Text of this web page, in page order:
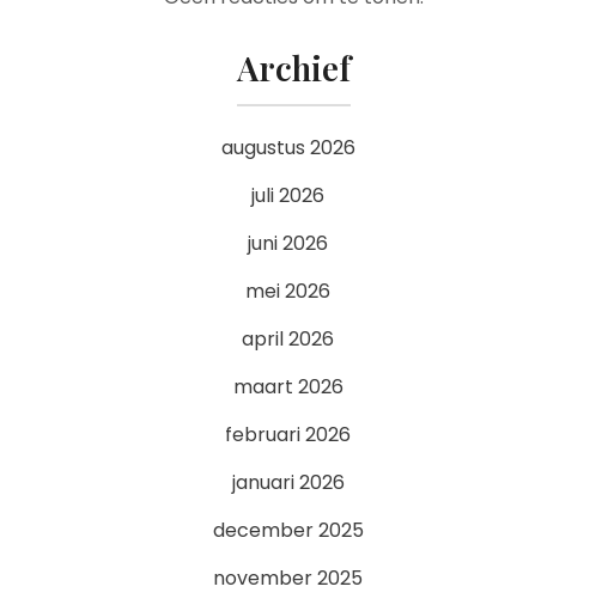
Archief
augustus 2026
juli 2026
juni 2026
mei 2026
april 2026
maart 2026
februari 2026
januari 2026
december 2025
november 2025